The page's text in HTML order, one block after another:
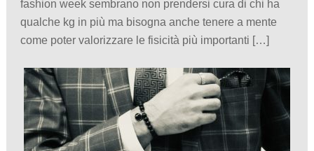
fashion week sembrano non prendersi cura di chi ha
qualche kg in più ma bisogna anche tenere a mente
come poter valorizzare le fisicità più importanti […]